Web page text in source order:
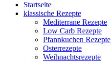
Startseite
klassische Rezepte
Mediterrane Rezepte
Low Carb Rezepte
Pfannkuchen Rezepte
Osterrezepte
Weihnachtsrezepte